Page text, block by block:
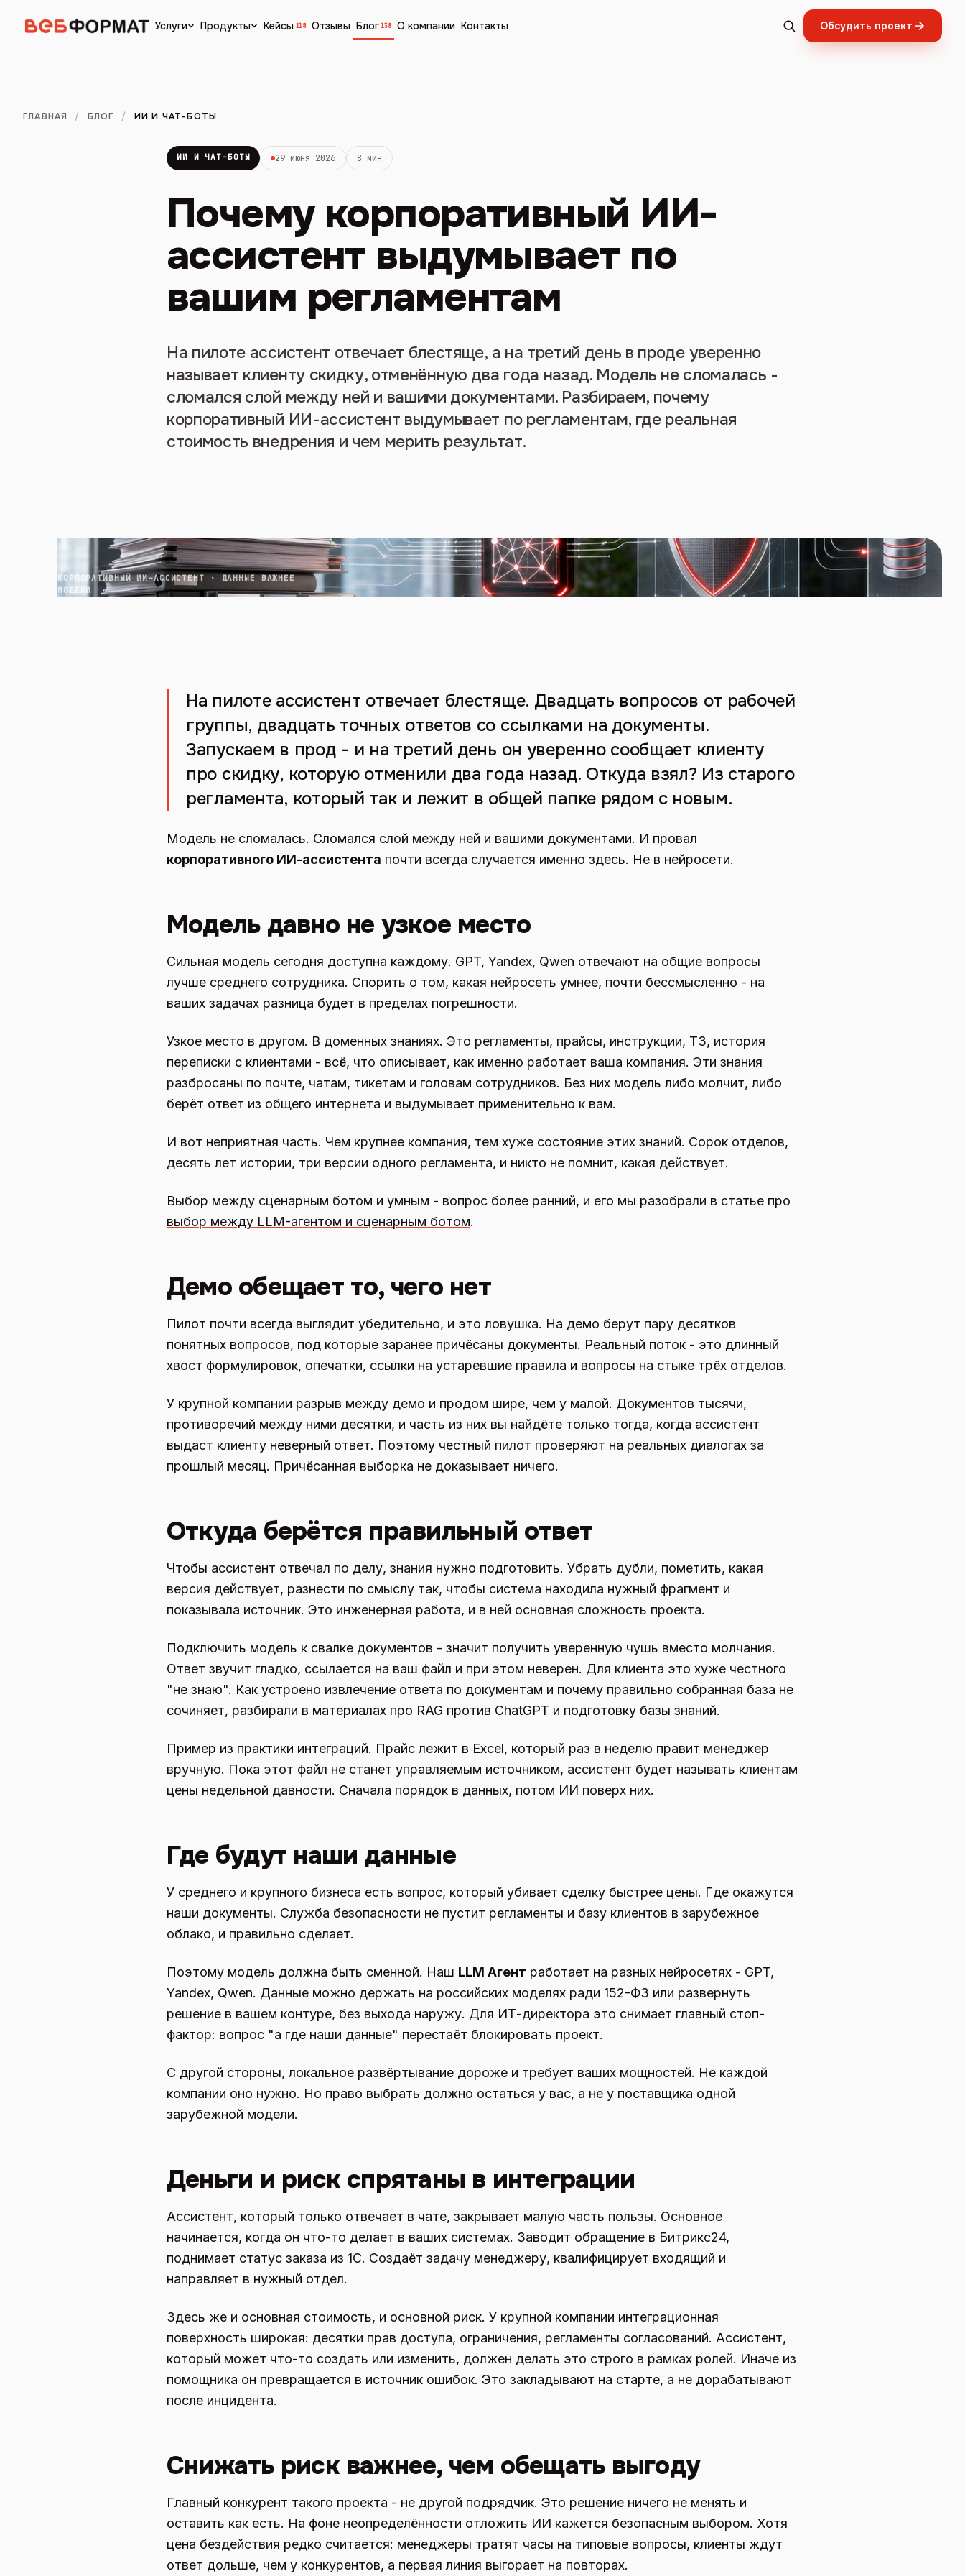
Услуги Продукты Кейсы 118 Отзывы Блог 138 О компании Контакты Обсудить проект
ГЛАВНАЯ / БЛОГ / ИИ И ЧАТ-БОТЫ
ИИ И ЧАТ-БОТЫ 29 июня 2026 8 мин
Почему корпоративный ИИ-
ассистент выдумывает по
вашим регламентам
На пилоте ассистент отвечает блестяще, а на третий день в проде уверенно
называет клиенту скидку, отменённую два года назад. Модель не сломалась -
сломался слой между ней и вашими документами. Разбираем, почему
корпоративный ИИ-ассистент выдумывает по регламентам, где реальная
стоимость внедрения и чем мерить результат.
КОРПОРАТИВНЫЙ ИИ-АССИСТЕНТ · ДАННЫЕ ВАЖНЕЕ
МОДЕЛИ
На пилоте ассистент отвечает блестяще. Двадцать вопросов от рабочей
группы, двадцать точных ответов со ссылками на документы.
Запускаем в прод - и на третий день он уверенно сообщает клиенту
про скидку, которую отменили два года назад. Откуда взял? Из старого
регламента, который так и лежит в общей папке рядом с новым.
Модель не сломалась. Сломался слой между ней и вашими документами. И провал
корпоративного ИИ-ассистента почти всегда случается именно здесь. Не в нейросети.
Модель давно не узкое место
Сильная модель сегодня доступна каждому. GPT, Yandex, Qwen отвечают на общие вопросы
лучше среднего сотрудника. Спорить о том, какая нейросеть умнее, почти бессмысленно - на
ваших задачах разница будет в пределах погрешности.
Узкое место в другом. В доменных знаниях. Это регламенты, прайсы, инструкции, ТЗ, история
переписки с клиентами - всё, что описывает, как именно работает ваша компания. Эти знания
разбросаны по почте, чатам, тикетам и головам сотрудников. Без них модель либо молчит, либо
берёт ответ из общего интернета и выдумывает применительно к вам.
И вот неприятная часть. Чем крупнее компания, тем хуже состояние этих знаний. Сорок отделов,
десять лет истории, три версии одного регламента, и никто не помнит, какая действует.
Выбор между сценарным ботом и умным - вопрос более ранний, и его мы разобрали в статье про
выбор между LLM-агентом и сценарным ботом.
Демо обещает то, чего нет
Пилот почти всегда выглядит убедительно, и это ловушка. На демо берут пару десятков
понятных вопросов, под которые заранее причёсаны документы. Реальный поток - это длинный
хвост формулировок, опечатки, ссылки на устаревшие правила и вопросы на стыке трёх отделов.
У крупной компании разрыв между демо и продом шире, чем у малой. Документов тысячи,
противоречий между ними десятки, и часть из них вы найдёте только тогда, когда ассистент
выдаст клиенту неверный ответ. Поэтому честный пилот проверяют на реальных диалогах за
прошлый месяц. Причёсанная выборка не доказывает ничего.
Откуда берётся правильный ответ
Чтобы ассистент отвечал по делу, знания нужно подготовить. Убрать дубли, пометить, какая
версия действует, разнести по смыслу так, чтобы система находила нужный фрагмент и
показывала источник. Это инженерная работа, и в ней основная сложность проекта.
Подключить модель к свалке документов - значит получить уверенную чушь вместо молчания.
Ответ звучит гладко, ссылается на ваш файл и при этом неверен. Для клиента это хуже честного
"не знаю". Как устроено извлечение ответа по документам и почему правильно собранная база не
сочиняет, разбирали в материалах про RAG против ChatGPT и подготовку базы знаний.
Пример из практики интеграций. Прайс лежит в Excel, который раз в неделю правит менеджер
вручную. Пока этот файл не станет управляемым источником, ассистент будет называть клиентам
цены недельной давности. Сначала порядок в данных, потом ИИ поверх них.
Где будут наши данные
У среднего и крупного бизнеса есть вопрос, который убивает сделку быстрее цены. Где окажутся
наши документы. Служба безопасности не пустит регламенты и базу клиентов в зарубежное
облако, и правильно сделает.
Поэтому модель должна быть сменной. Наш LLM Агент работает на разных нейросетях - GPT,
Yandex, Qwen. Данные можно держать на российских моделях ради 152-ФЗ или развернуть
решение в вашем контуре, без выхода наружу. Для ИТ-директора это снимает главный стоп-
фактор: вопрос "а где наши данные" перестаёт блокировать проект.
С другой стороны, локальное развёртывание дороже и требует ваших мощностей. Не каждой
компании оно нужно. Но право выбрать должно остаться у вас, а не у поставщика одной
зарубежной модели.
Деньги и риск спрятаны в интеграции
Ассистент, который только отвечает в чате, закрывает малую часть пользы. Основное
начинается, когда он что-то делает в ваших системах. Заводит обращение в Битрикс24,
поднимает статус заказа из 1С. Создаёт задачу менеджеру, квалифицирует входящий и
направляет в нужный отдел.
Здесь же и основная стоимость, и основной риск. У крупной компании интеграционная
поверхность широкая: десятки прав доступа, ограничения, регламенты согласований. Ассистент,
который может что-то создать или изменить, должен делать это строго в рамках ролей. Иначе из
помощника он превращается в источник ошибок. Это закладывают на старте, а не дорабатывают
после инцидента.
Снижать риск важнее, чем обещать выгоду
Главный конкурент такого проекта - не другой подрядчик. Это решение ничего не менять и
оставить как есть. На фоне неопределённости отложить ИИ кажется безопасным выбором. Хотя
цена бездействия редко считается: менеджеры тратят часы на типовые вопросы, клиенты ждут
ответ дольше, чем у конкурентов, а первая линия выгорает на повторах.